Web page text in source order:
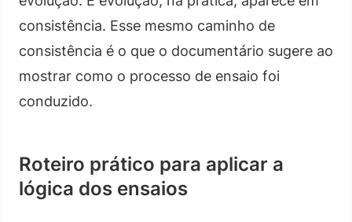
consistência. Esse mesmo caminho de
consistência é o que o documentário sugere ao
mostrar como o processo de ensaio foi
conduzido.
Roteiro prático para aplicar a
lógica dos ensaios